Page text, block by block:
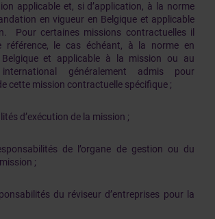
applicable et, si d’application, à la norme
en vigueur en Belgique et applicable
Pour certaines missions contractuelles il
référence, le cas échéant, à la norme en
et applicable à la mission ou au
international généralement admis pour
cette mission contractuelle spécifique ;
d’exécution de la mission ;
de l’organe de gestion ou du
;
du réviseur d’entreprises pour la